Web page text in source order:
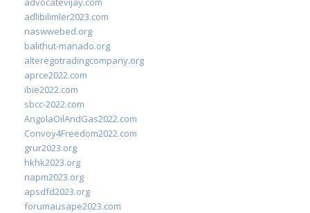
adlibilimler2023.com
naswwebed.org
balithut-manado.org
alteregotradingcompany.org
aprce2022.com
ibie2022.com
sbcc-2022.com
AngolaOilAndGas2022.com
Convoy4Freedom2022.com
grur2023.org
hkhk2023.org
napm2023.org
apsdfd2023.org
forumausape2023.com